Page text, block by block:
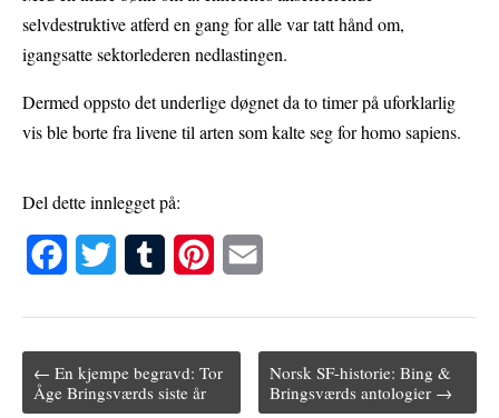
selvdestruktive atferd en gang for alle var tatt hånd om,
igangsatte sektorlederen nedlastingen.
Dermed oppsto det underlige døgnet da to timer på uforklarlig
vis ble borte fra livene til arten som kalte seg for homo sapiens.
Del dette innlegget på:
e
t
b
t
Post navigation
← En kjempe begravd: Tor
Åge Bringsværds siste år
Norsk SF-historie: Bing &
Bringsværds antologier →